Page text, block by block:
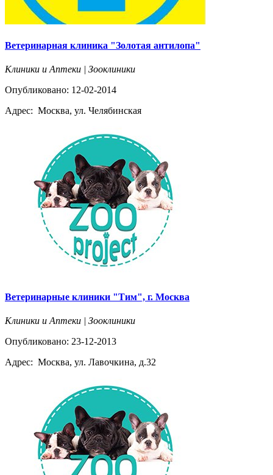
Ветеринарная клиника "Золотая антилопа"
Клиники и Аптеки | Зооклиники
Опубликовано: 12-02-2014
Адрес: Москва, ул. Челябинская
Ветеринарные клиники "Тим", г. Москва
Клиники и Аптеки | Зооклиники
Опубликовано: 23-12-2013
Адрес: Москва, ул. Лавочкина, д.32